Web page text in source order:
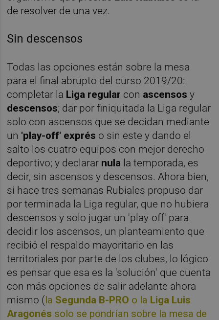
de resolver de una vez.
Sin descensos
Todas las opciones están sobre la mesa
para el final abrupto del curso 2019/20:
completar la Liga regular con ascensosy
descensos; dar por finiquitada la Liga regular
solo con ascensos que se decidan mediante
un 'play-off' exprés o sin este y dando el
salto los cuatro equipos con mejor derecho
deportivo; y declarar nula la temporada, es
decir, sin ascensos y descensos. Ahora bien,
si hace tres semanas Rubiales propuso dar
por terminada la Liga regular, que no hubiera
descensos y solo jugar un 'play-off' para
decidir los ascensos, un planteamiento que
recibió el respaldo mayoritario en las
territoriales por parte de los clubes, lo lógico
es pensar que esa es la 'solución' que cuenta
con más opciones de salir adelante ahora
mismo (la Segunda B-PRO o la Liga Luis
Aragonés solo se pondrían sobre la mesa de